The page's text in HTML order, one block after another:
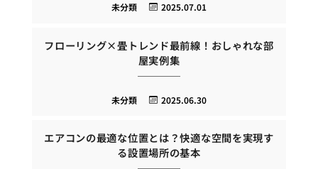
2025.07.01
未分類
フローリング×畳トレンド最前線！おしゃれな部
屋実例集
2025.06.30
未分類
エアコンの最適な位置とは？快適な空間を実現す
る設置場所の基本